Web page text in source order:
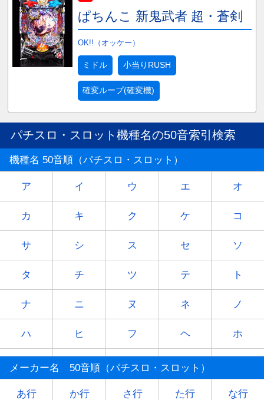
ぱちんこ 新鬼武者 超・蒼剣
OK!!（オッケー）
ミドル 小当りRUSH
確変ループ(確変機)
パチスロ・スロット機種名の50音索引検索
機種名 50音順（パチスロ・スロット）
ア イ ウ エ オ
カ キ ク ケ コ
サ シ ス セ ソ
タ チ ツ テ ト
ナ ニ ヌ ネ ノ
ハ ヒ フ ヘ ホ
ミ ム
ヤ - ユ - ヨ
メーカー名 50音順（パチスロ・スロット）
あ行 か行 さ行 た行 な行